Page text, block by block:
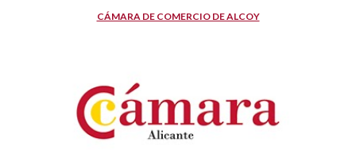
CÁMARA DE COMERCIO DE ALCOY